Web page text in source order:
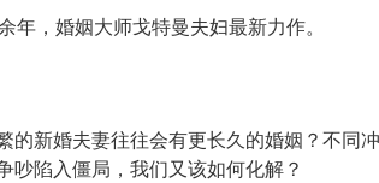
年，婚姻大师戈特曼夫妇最新力作。
的新婚夫妻往往会有更长久的婚姻？不同
吵陷入僵局，我们又该如何化解？